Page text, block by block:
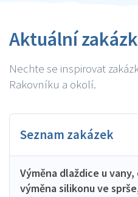
Aktuální
Nechte se inspirovat
Rakovníku a okolí.
Seznam zakázek
Výměna dlaždice u
výměna silikonu ve